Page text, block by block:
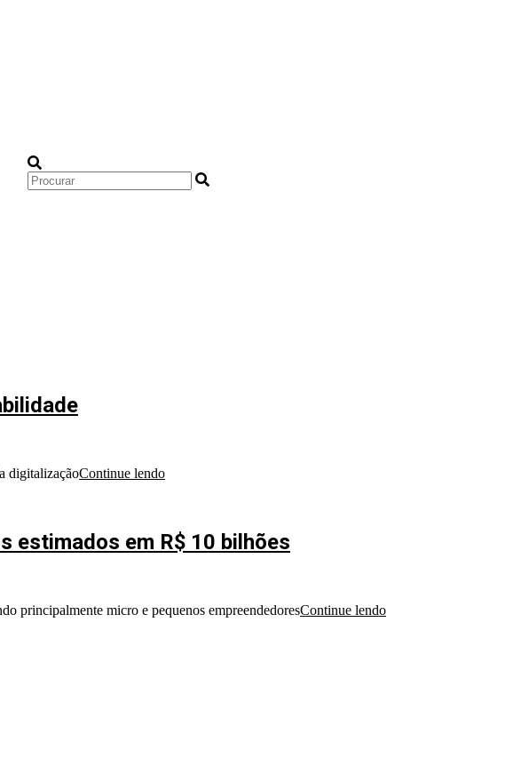
digitalizaçãoContinue lendo
estimados em R$ 10 bilhões
principalmente micro e pequenos empreendedoresContinue lendo